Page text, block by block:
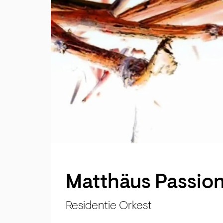
Matthäus
Residentie Orkest